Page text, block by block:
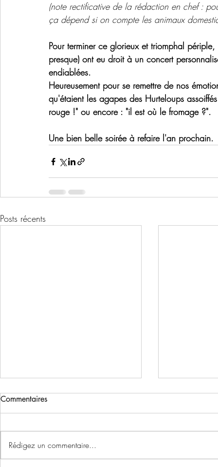
(note rectificative de la rédaction en chef :
ça dépend si on compte les animaux
Pour terminer ce glorieux et triomphal
presque) ont eu droit à un concert
endiablées.
Heureusement pour se remettre de nos
qu'étaient les agapes des Hurteloups
rouge !" ou encore : "il est où le fromage ?".
Une bien belle soirée à refaire l'an prochain.
Posts récents
Commentaires
Rédigez un commentaire...